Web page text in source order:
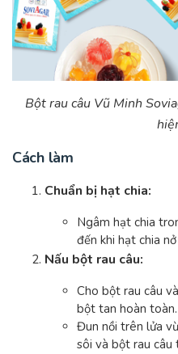
Bột rau câu Vũ Minh
Cách làm
Chuẩn bị hạt chia:
Ngâm hạt chia
đến khi hạt chia
Nấu bột rau câu:
Cho bột rau câu
bột tan hoàn toàn.
Đun nồi trên lửa
sôi và bột rau câu